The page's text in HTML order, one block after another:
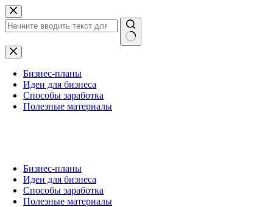
Перейти
к
сути
Ничего
не
найденоБизнес-планы
Идеи для бизнеса
Способы заработка
Полезные материалы
Бизнес-планы
Идеи для бизнеса
Способы заработка
Полезные материалы